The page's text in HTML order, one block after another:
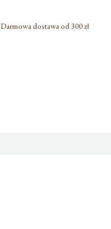
Darmowa dostawa od 300 zł